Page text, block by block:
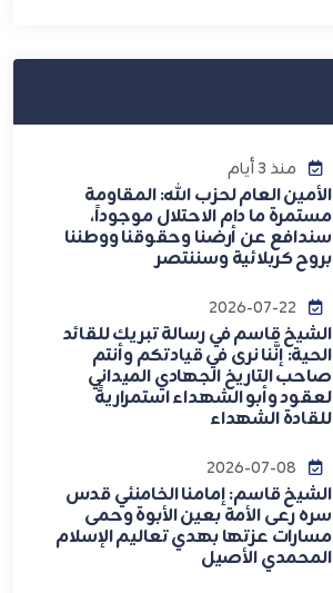
منذ 3 أيام
الأمين العام لحزب الله: المقاومة
مستمرة ما دام الاحتلال موجوداً،
سندافع عن أرضنا وحقوقنا ووطننا
بروح كربلائية وسننتصر
الشيخ قاسم في رسالة تبريك للقائد
الحية: إنَّنا نرى في قيادتكم وأنتم
صاحب التاريخ الجهادي الميداني
لعقود وأبو الشهداء استمراريةً
للقادة الشهداء
الشيخ قاسم: إمامنا الخامنئي قدس
سره رعى الأمة بعين الأبوة وحمى
مسارات عزتها بهدي تعاليم الإسلام
المحمدي الأصيل